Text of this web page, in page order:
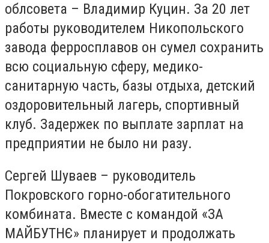
облсовета – Владимир Куцин. За 20 лет
работы руководителем Никопольского
завода ферросплавов он сумел сохранить
всю социальную сферу, медико-
санитарную часть, базы отдыха, детский
оздоровительный лагерь, спортивный
клуб. Задержек по выплате зарплат на
предприятии не было ни разу.
Сергей Шуваев – руководитель
Покровского горно-обогатительного
комбината. Вместе с командой «ЗА
МАЙБУТНЄ» планирует и продолжать